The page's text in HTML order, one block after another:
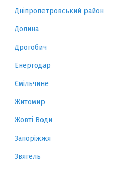
Дніпропетровський район
Долина
Дрогобич
Енергодар
Ємільчине
Житомир
Жовті Води
Запоріжжя
Звягель